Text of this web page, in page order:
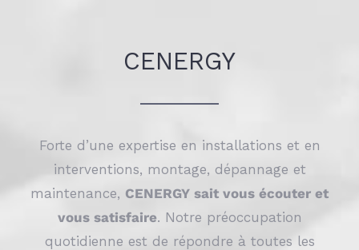
CENERGY
Forte d’une expertise en installations et en
interventions, montage, dépannage et
maintenance, CENERGY sait vous écouter et
vous satisfaire. Notre préoccupation
quotidienne est de répondre à toutes les